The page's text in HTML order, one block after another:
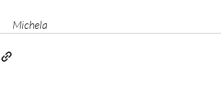
Michela